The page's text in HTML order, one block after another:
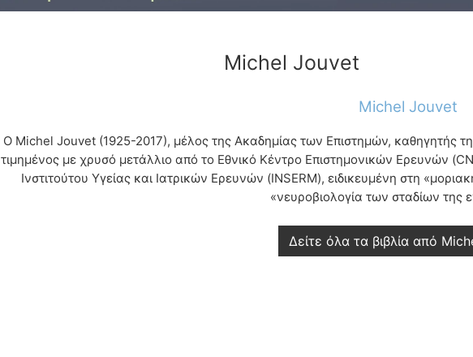
Michel Jouvet
Michel Jouvet
Ο Michel Jouvet (1925-2017), μέλος της Ακαδημίας των Επιστημών, καθηγητής
τιμημένος με χρυσό μετάλλιο από το Εθνικό Κέντρο Επιστημονικών Ερευνών
Ινστιτούτου Υγείας και Ιατρικών Ερευνών (INSERM), ειδικευμένη στη
«νευροβιολογία των σταδίων της
Δείτε όλα τα βιβλία από